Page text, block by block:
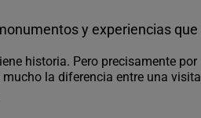
y experiencias que
historia. Pero precisamente por
la diferencia entre una visita